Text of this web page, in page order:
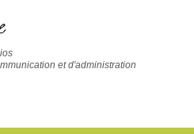
et d'administration